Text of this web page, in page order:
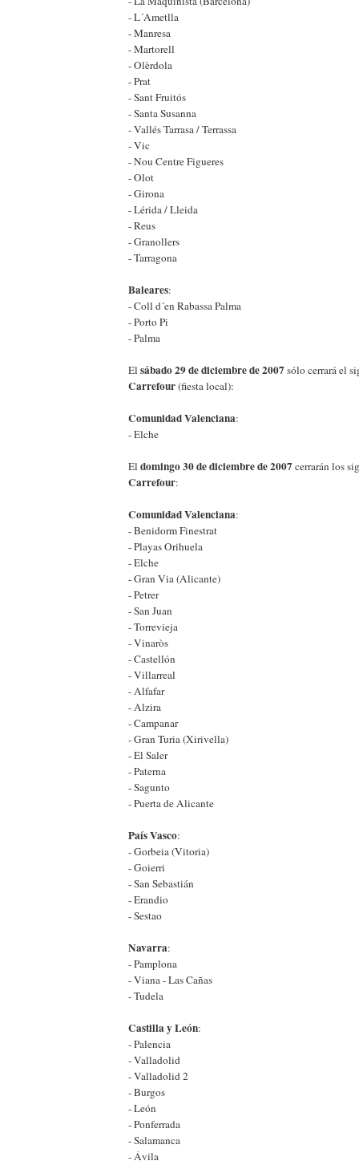
- L´Ametlla
- Manresa
- Martorell
- Olèrdola
- Prat
- Sant Fruitós
- Santa Susanna
- Vallés Tarrasa / Terrassa
- Vic
- Nou Centre Figueres
- Olot
- Girona
- Lérida / Lleida
- Reus
- Granollers
- Tarragona
Baleares:
- Coll d´en Rabassa Palma
- Porto Pi
- Palma
El sábado 29 de diciembre de 2007sólo cerrará el
Carrefour(fiesta local):
Comunidad Valenciana:
- Elche
El domingo 30 de diciembre de 2007cerrarán los
Carrefour:
Comunidad Valenciana:
- Benidorm Finestrat
- Playas Orihuela
- Elche
- Gran Via (Alicante)
- Petrer
- San Juan
- Torrevieja
- Vinaròs
- Castellón
- Villarreal
- Alfafar
- Alzira
- Campanar
- Gran Turia (Xirivella)
- El Saler
- Paterna
- Sagunto
- Puerta de Alicante
País Vasco:
- Gorbeia (Vitoria)
- Goierri
- San Sebastián
- Erandio
- Sestao
Navarra:
- Pamplona
- Viana - Las Cañas
- Tudela
Castilla y León:
- Palencia
- Valladolid
- Valladolid 2
- Burgos
- León
- Ponferrada
- Salamanca
- Ávila